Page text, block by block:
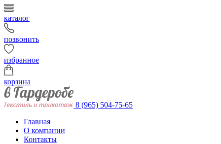
каталог
позвонить
избранное
корзина
8 (965) 504-75-65
Главная
О компании
Контакты